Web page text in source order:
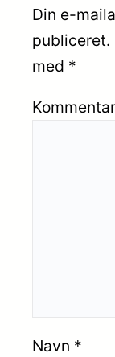
Din e-
publiceret.
med *
Kommentar
Navn *